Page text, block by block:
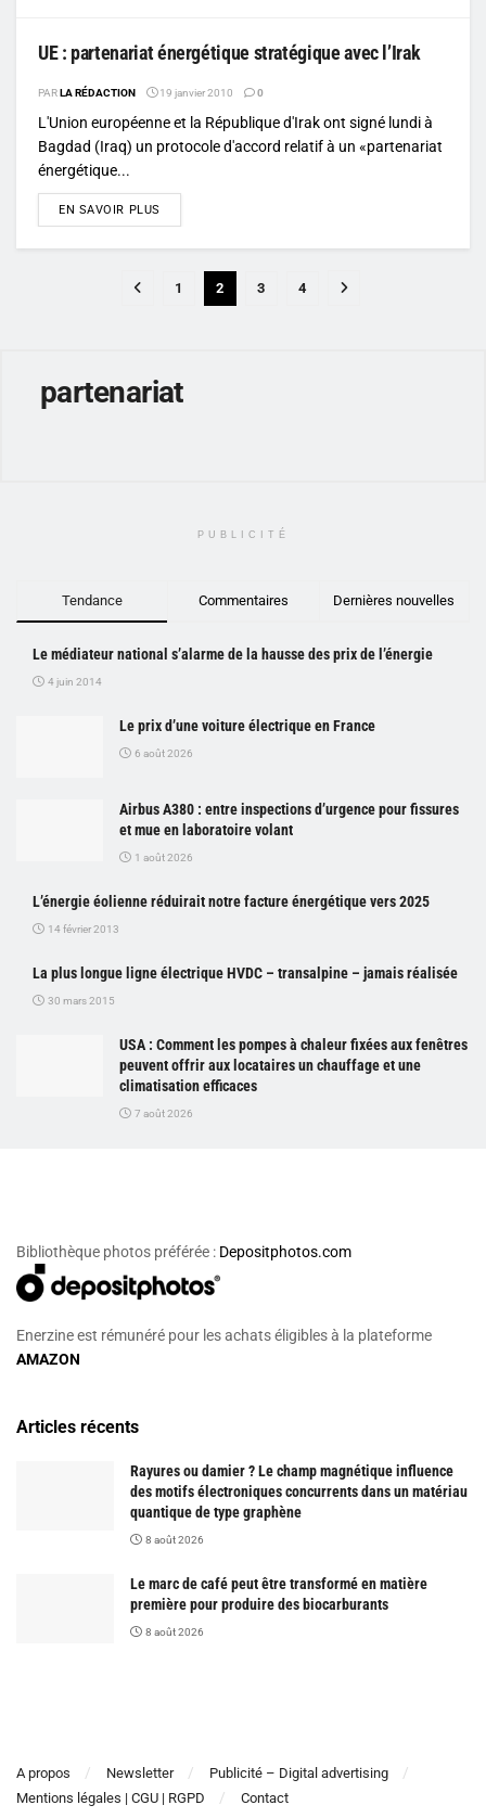
UE : partenariat énergétique stratégique avec l’Irak
PARLA RÉDACTION 19 janvier 2010 0
L'Union européenne et la République d'Irak ont signé lundi à
Bagdad (Iraq) un protocole d'accord relatif à un «partenariat
énergétique...
EN SAVOIR PLUS
1 2 3 4
partenariat
PUBLICITÉ
Tendance Commentaires Dernières nouvelles
Le médiateur national s’alarme de la hausse des prix de l’énergie
4 juin 2014
Le prix d’une voiture électrique en France
6 août 2026
Airbus A380 : entre inspections d’urgence pour fissures
et mue en laboratoire volant
1 août 2026
L’énergie éolienne réduirait notre facture énergétique vers 2025
14 février 2013
La plus longue ligne électrique HVDC – transalpine – jamais réalisée
30 mars 2015
USA : Comment les pompes à chaleur fixées aux fenêtres
peuvent offrir aux locataires un chauffage et une
climatisation efficaces
7 août 2026
Bibliothèque photos préférée : Depositphotos.com
Enerzine est rémunéré pour les achats éligibles à la plateforme
AMAZON
Articles récents
Rayures ou damier ? Le champ magnétique influence
des motifs électroniques concurrents dans un matériau
quantique de type graphène
8 août 2026
Le marc de café peut être transformé en matière
première pour produire des biocarburants
8 août 2026
A propos Newsletter
Publicité – Digital advertising
Mentions légales | CGU | RGPD
Contact